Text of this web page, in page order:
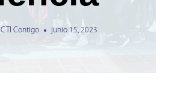
Contigo junio 15, 2023